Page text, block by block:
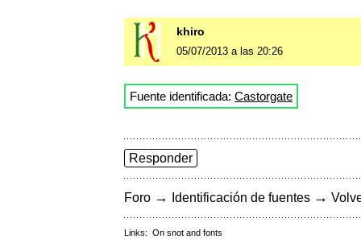
khiro
05/07/2013 a las 20:26
Fuente identificada: Castorgate
Responder
Foro → Identificación de fuentes →
Links: On snot and fonts